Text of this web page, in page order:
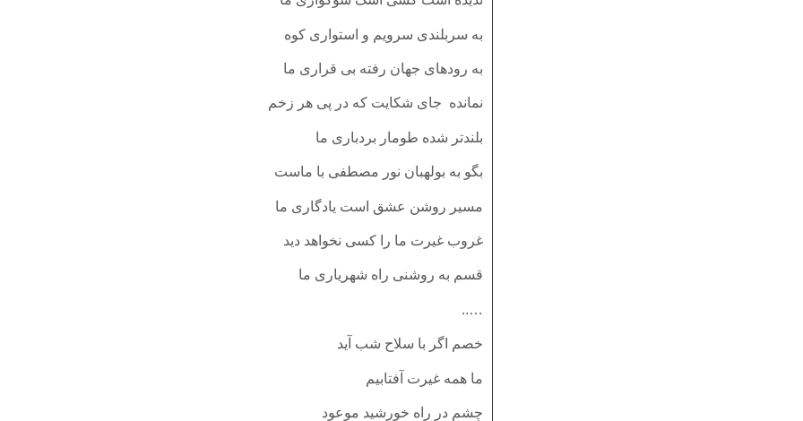
به سربلندی سرویم و استواری کوه
به رودهای جهان رفته بی قراری ما
نمانده جای شکایت که در پی هر زخم
بلندتر شده طومار بردباری ما
بگو به بولهبان نور مصطفی با ماست
مسیر روشن عشق است یادگاری ما
غروب غیرت ما را کسی نخواهد دید
قسم به روشنی راه شهریاری ما
…..
خصم اگر با سلاح شب آید
ما همه غیرت آفتابیم
چشم در راه خورشید موعود